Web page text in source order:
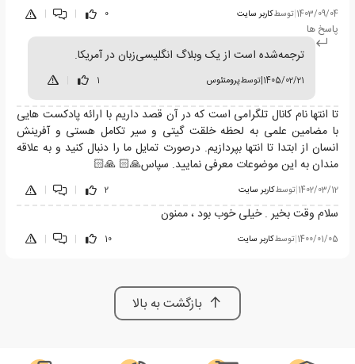
1403/09/04
|توسطکاربر سایت 0
|
|
پاسخ ها
ترجمه‌شده است از یک وبلاگ انگلیسی‌زبان در آمریکا.
1405/02/21
|توسطپرومتئوس 1
تا انتها نام کانال تلگرامی است که در آن قصد داریم با ارائه پادکست هایی
با مضامین علمی به لحظه خلقت گیتی و سیر تکامل هستی و آفرینش
انسان از ابتدا تا انتها بپردازیم. درصورت تمایل ما را دنبال کنید و به علاقه
مندان به این موضوعات معرفی نمایید. سپاس🙏🏻 🙏🏻
1402/03/12
|توسطکاربر سایت 2
|
|
سلام وقت بخیر . خیلی خوب بود ، ممنون
1400/01/05
|توسطکاربر سایت 10
|
|
بازگشت به بالا